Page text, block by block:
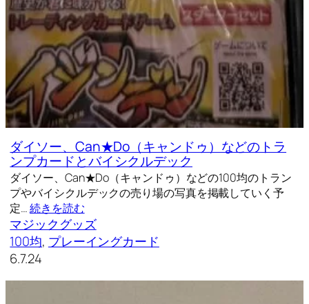
ダイソー、Can★Do（キャンドゥ）などのトラ
ンプカードとバイシクルデック
ダイソー、Can★Do（キャンドゥ）などの100均のトラン
プやバイシクルデックの売り場の写真を掲載していく予
定…続きを読む
マジックグッズ
100均, プレーイングカード
6.7.24